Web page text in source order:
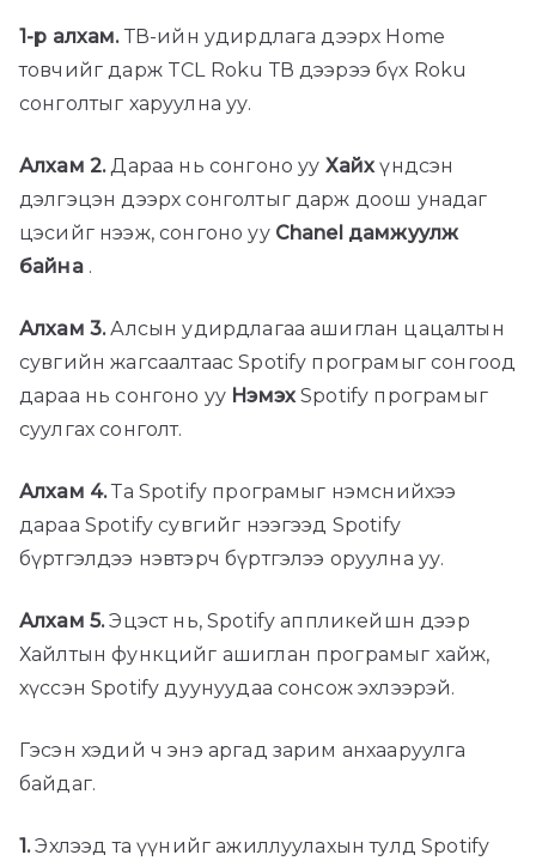
1-р алхам.ТВ-ийн удирдлага дээрх Home
товчийг дарж TCL Roku ТВ дээрээ бүх Roku
сонголтыг харуулна уу.
Алхам 2.Дараа нь сонгоно уу Хайхүндсэн
дэлгэцэн дээрх сонголтыг дарж доош унадаг
цэсийг нээж, сонгоно уу Chanel дамжуулж
байна.
Алхам 3.Алсын удирдлагаа ашиглан цацалтын
сувгийн жагсаалтаас Spotify програмыг сонгоод
дараа нь сонгоно уу НэмэхSpotify програмыг
суулгах сонголт.
Алхам 4.Та Spotify програмыг нэмснийхээ
дараа Spotify сувгийг нээгээд Spotify
бүртгэлдээ нэвтэрч бүртгэлээ оруулна уу.
Алхам 5.Эцэст нь, Spotify аппликейшн дээр
Хайлтын функцийг ашиглан програмыг хайж,
хүссэн Spotify дуунуудаа сонсож эхлээрэй.
Гэсэн хэдий ч энэ аргад зарим анхааруулга
байдаг.
1.Эхлээд та үүнийг ажиллуулахын тулд Spotify